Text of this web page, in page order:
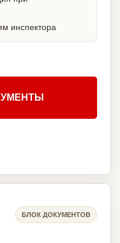
инспектора
БЛОК ДОКУМЕНТОВ